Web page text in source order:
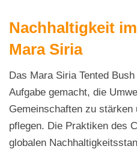
Nachhaltigkeit
Mara Siria
Das Mara Siria Tented
Aufgabe gemacht, die
Gemeinschaften zu
pflegen. Die Praktiken des
globalen